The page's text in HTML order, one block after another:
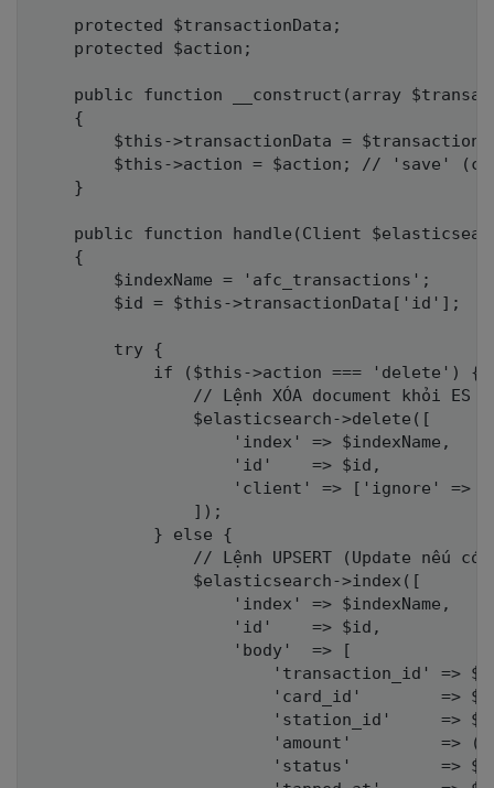
    protected $transactionData;
    protected $action;
public function __construct(array
    {
$this->transactionData =
$this->action = $action; // 'save'
    }
public function handle(Client
    {
        $indexName = 'afc_transactions';
        $id = $this->transactionData['id'];
        try {
            if ($this->action === 'delete') {
                // Lệnh XÓA document khỏi ES
                $elasticsearch->delete([
                    'index' => $indexName,
                    'id'    => $id,
'client' => ['ignore' =>
                ]);
            } else {
// Lệnh UPSERT (Update nếu
                $elasticsearch->index([
                    'index' => $indexName,
                    'id'    => $id,
                    'body'  => [
'transaction_id' =>
'card_id'        =>
'station_id'     =>
'amount'         =>
'status'         =>